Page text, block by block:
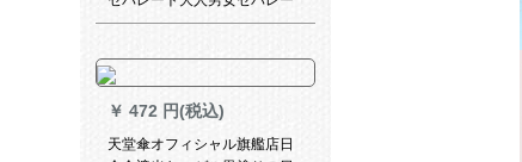
ト
￥ 472 円(税込)
天堂傘オフィシャル旗艦店日